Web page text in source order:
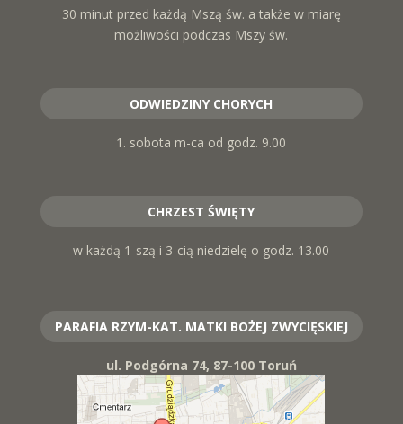
30 minut przed każdą Mszą św. a także w miarę
możliwości podczas Mszy św.
ODWIEDZINY CHORYCH
1. sobota m-ca od godz. 9.00
CHRZEST ŚWIĘTY
w każdą 1-szą i 3-cią niedzielę o godz. 13.00
PARAFIA RZYM-KAT. MATKI BOŻEJ ZWYCIĘSKIEJ
ul. Podgórna 74, 87-100 Toruń